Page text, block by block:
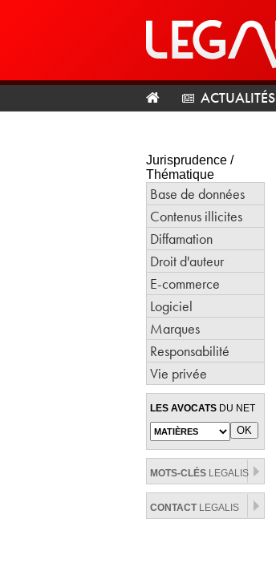
ACTUALITÉS
Jurisprudence /
Thématique
Base de données
Contenus illicites
Diffamation
Droit d'auteur
E-commerce
Logiciel
Marques
Responsabilité
Vie privée
LES AVOCATS DU NET
MOTS-CLÉS LEGALIS
CONTACTLEGALIS